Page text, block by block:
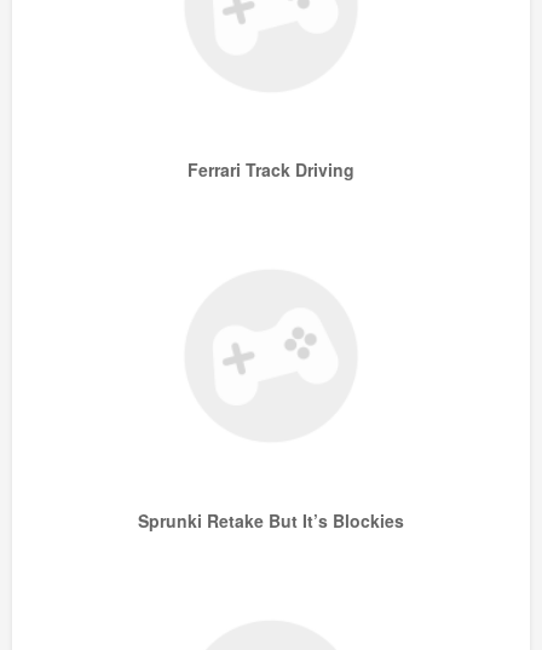
Ferrari Track Driving
Sprunki Retake But It’s Blockies